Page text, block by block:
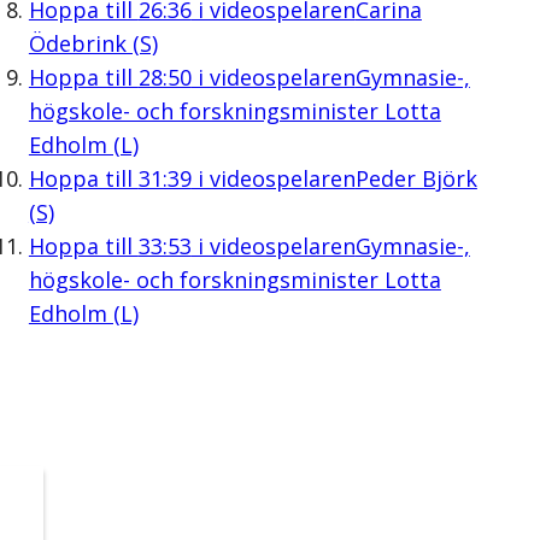
Hoppa till 26:36i videospelarenCarina
Ödebrink (S)
Hoppa till 28:50i videospelarenGymnasie-,
högskole- och forskningsminister Lotta
Edholm (L)
Hoppa till 31:39i videospelarenPeder Björk
(S)
Hoppa till 33:53 i videospelarenGymnasie-,
högskole- och forskningsminister Lotta
Edholm (L)